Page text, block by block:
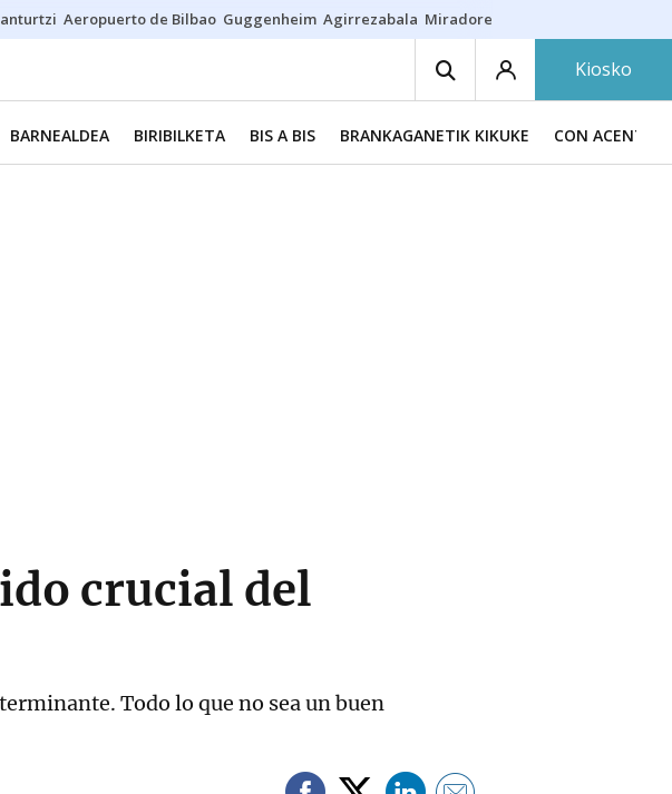
Aeropuerto de Bilbao Guggenheim Agirrezabala Miradores en Bilbao
Kiosko
BARNEALDEA BIRIBILKETA BIS A BIS BRANKAGANETIK KIKUKE CON ACENTO
crucial del
Todo lo que no sea un buen